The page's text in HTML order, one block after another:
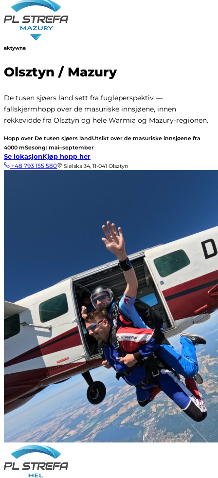
aktywna
Olsztyn / Mazury
De tusen sjøers land sett fra fugleperspektiv —
fallskjermhopp over de masuriske innsjøene, innen
rekkevidde fra Olsztyn og hele Warmia og Mazury-regionen.
Hopp over De tusen sjøers landUtsikt over de masuriske innsjøene fra
4000 mSesong: mai–september
Se lokasjonKjøp hopp her
+48 793 155 580 Sielska 34, 11-041 Olsztyn